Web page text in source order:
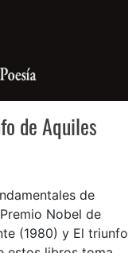
de Aquiles
de
Nobel de
(1980) y El triunfo